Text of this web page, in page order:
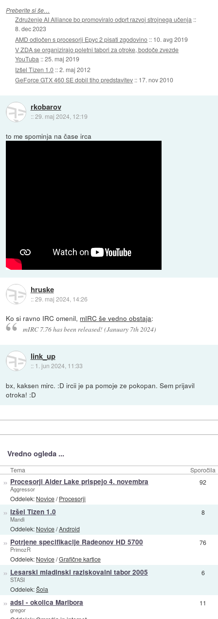
Preberite si še…
Združenje AI Alliance bo promoviralo odprt razvoj strojnega učenja ::
8. dec 2023
AMD odločen s procesorji Epyc 2 pisati zgodovino :: 10. avg 2019
V ZDA se organizirajo poletni tabori za otroke, bodoče zvezde
YouTuba ::25. maj 2019
Izšel Tizen 1.0 ::2. maj 2012
GeForce GTX 460 SE dobil tiho predstavitev :: 17. nov 2010
rkobarov
::29. maj 2024, 12:19
to me spominja na čase irca
hruske
::29. maj 2024, 14:26
Ko si ravno IRC omenil, mIRC še vedno obstaja:
mIRC 7.76 has been released! (January 7th 2024)
link_up
:: 1. jun 2024, 11:33
bx, kaksen mirc. :D ircii je pa pomoje ze pokopan. Sem prijavil
otroka! :D
Vredno ogleda ...
Tema Sporočila
» Procesorji Alder Lake prispejo 4. novembra
Aggressor
Oddelek: Novice/Procesorji
92
» Izšel Tizen 1.0
Mandi
Oddelek: Novice/Android
8
» Potrjene specifikacije Radeonov HD 5700
PrimozR
Oddelek: Novice/Grafične kartice
76
» Lesarski mladinski raziskovalni tabor 2005
STASI
Oddelek:Šola
6
» adsl - okolica Maribora
gregor
11